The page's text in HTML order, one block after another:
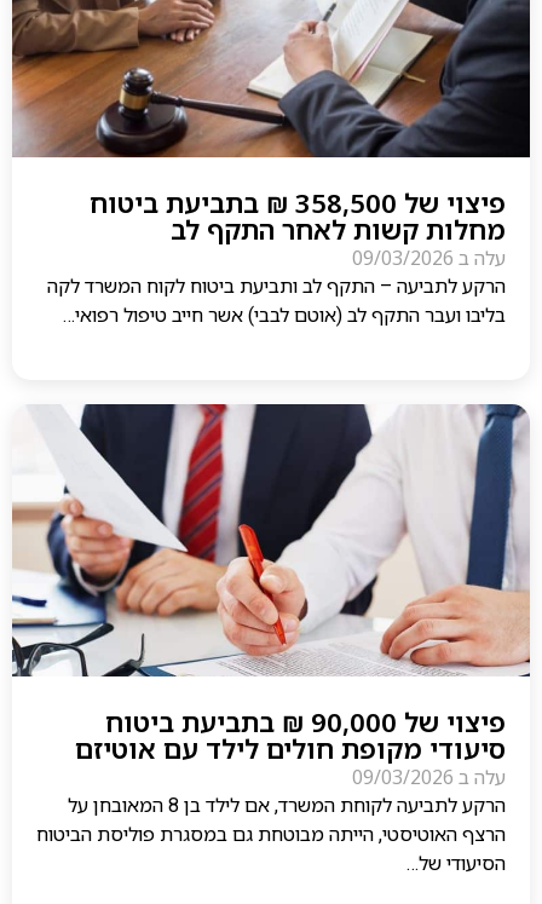
פיצוי של 358,500 ₪ בתביעת ביטוח
מחלות קשות לאחר התקף לב
עלה ב 09/03/2026
הרקע לתביעה – התקף לב ותביעת ביטוח לקוח המשרד לקה
בליבו ועבר התקף לב (אוטם לבבי) אשר חייב טיפול רפואי…
פיצוי של 90,000 ₪ בתביעת ביטוח
סיעודי מקופת חולים לילד עם אוטיזם
עלה ב 09/03/2026
הרקע לתביעה לקוחת המשרד, אם לילד בן 8 המאובחן על
הרצף האוטיסטי, הייתה מבוטחת גם במסגרת פוליסת הביטוח
הסיעודי של…